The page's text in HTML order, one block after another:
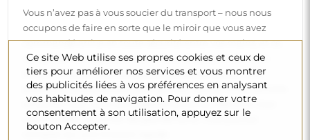
Vous n’avez pas à vous soucier du transport – nous nous
occupons de faire en sorte que le miroir que vous avez
commandé arrive en toute sécurité entre vos mains, et ce,
complètement gratuitement. Nous disposons de notre
propre flotte de véhicules et de personnel formé, c’est
pourquoi nous pouvons vous garantir que le miroir arrivera
en parfait état, sans frais supplémentaires. Même si vous
commandez un miroir de grande taille, vous pouvez
compter sur une livraison rapide.
Ce site Web utilise ses propres cookies et ceux de
tiers pour améliorer nos services et vous montrer
des publicités liées à vos préférences en analysant
vos habitudes de navigation. Pour donner votre
consentement à son utilisation, appuyez sur le
bouton Accepter.